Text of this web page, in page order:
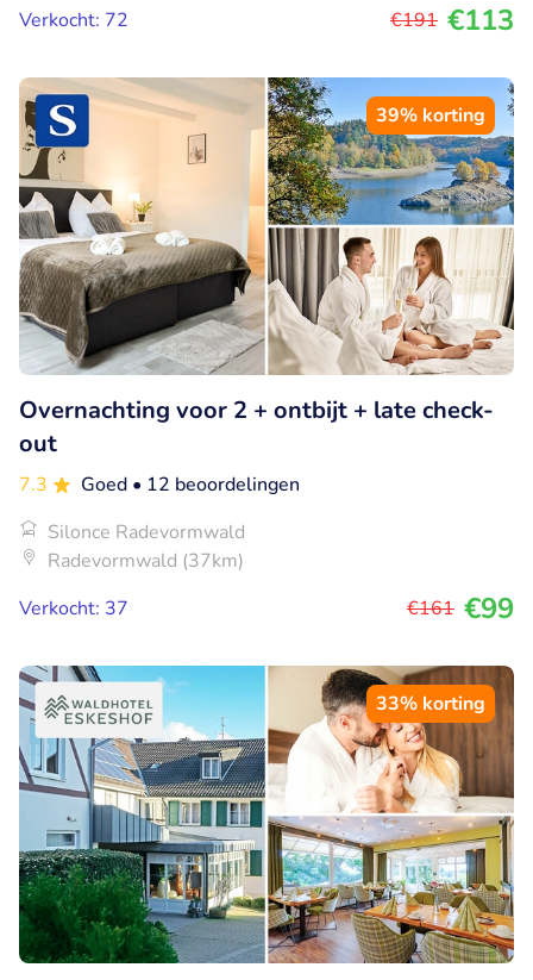
Verkocht: 72
€191 €113
39% korting
Overnachting voor 2 + ontbijt + late check-
out
7.3 Goed • 12 beoordelingen
Silonce Radevormwald
Radevormwald (37km)
Verkocht: 37
€161 €99
33% korting